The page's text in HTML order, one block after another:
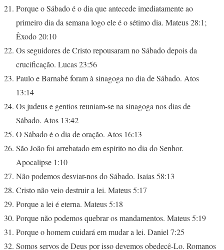
Porque o Sábado é o dia que antecede imediatamente ao
primeiro dia da semana logo ele é o sétimo dia. Mateus 28:1;
Êxodo 20:10
Os seguidores de Cristo repousaram no Sábado depois da
crucificação. Lucas 23:56
Paulo e Barnabé foram à sinagoga no dia de Sábado. Atos
13:14
Os judeus e gentios reuniam-se na sinagoga nos dias de
Sábado. Atos 13:42
O Sábado é o dia de oração. Atos 16:13
São João foi arrebatado em espírito no dia do Senhor.
Apocalipse 1:10
Não podemos desviar-nos do Sábado. Isaías 58:13
Cristo não veio destruir a lei. Mateus 5:17
Porque a lei é eterna. Mateus 5:18
Porque não podemos quebrar os mandamentos. Mateus 5:19
Porque o homem cuidará em mudar a lei. Daniel 7:25
Somos servos de Deus por isso devemos obedecê-Lo. Romanos